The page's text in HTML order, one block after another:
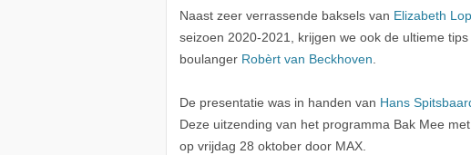
Naast zeer verrassende baksels van Elizabeth
seizoen 2020-2021, krijgen we ook de ultieme
boulanger Robèrt van Beckhoven
De presentatie was in handen van Hans
Deze uitzending van het programma Bak Mee
op vrijdag 28 oktober door MAX.